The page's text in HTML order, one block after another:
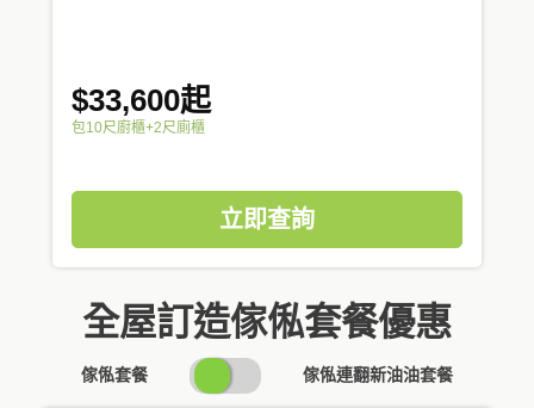
$33,600起
包10尺廚櫃+2尺廁櫃
立即查詢
全屋訂造傢俬套餐優惠
傢俬套餐
SWITCH
PRICING
傢俬連翻新油油套餐